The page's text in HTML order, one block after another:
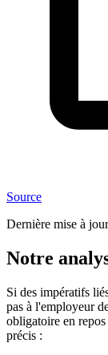
Source
Dernière mise à
Notre
Si des impératifs
pas à l'employeur
obligatoire en repos
précis :